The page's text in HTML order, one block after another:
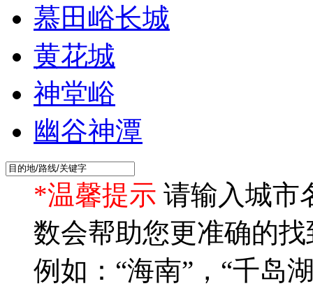
慕田峪长城
黄花城
神堂峪
幽谷神潭
*温馨提示 请输入城市
数会帮助您更准确的
例如：“海南”，“千岛